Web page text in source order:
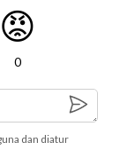
😡
0
dan diatur